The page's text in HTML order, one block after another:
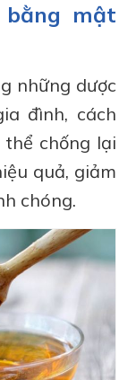
bằng mật
những dược
đình, cách
chống lại
quả, giảm
chóng.